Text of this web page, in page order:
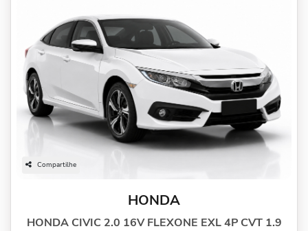
Compartilhe
HONDA
HONDA CIVIC 2.0 16V FLEXONE EXL 4P CVT 1.9